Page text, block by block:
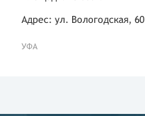
Адрес: ул. Вологодская, 60
УФА